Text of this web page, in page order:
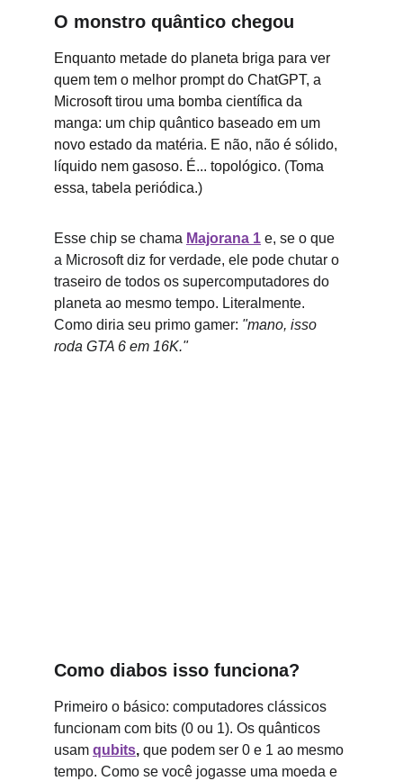
O monstro quântico chegou
Enquanto metade do planeta briga para ver
quem tem o melhor prompt do ChatGPT, a
Microsoft tirou uma bomba científica da
manga: um chip quântico baseado em um
novo estado da matéria. E não, não é sólido,
líquido nem gasoso. É... topológico. (Toma
essa, tabela periódica.)
Esse chip se chama Majorana 1 e, se o que
a Microsoft diz for verdade, ele pode chutar o
traseiro de todos os supercomputadores do
planeta ao mesmo tempo. Literalmente.
Como diria seu primo gamer: "mano, isso
roda GTA 6 em 16K."
Como diabos isso funciona?
Primeiro o básico: computadores clássicos
funcionam com bits (0 ou 1). Os quânticos
usam qubits, que podem ser 0 e 1 ao mesmo
tempo. Como se você jogasse uma moeda e